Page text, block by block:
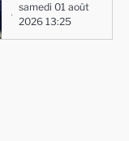
samedi 01 août
2026 13:25